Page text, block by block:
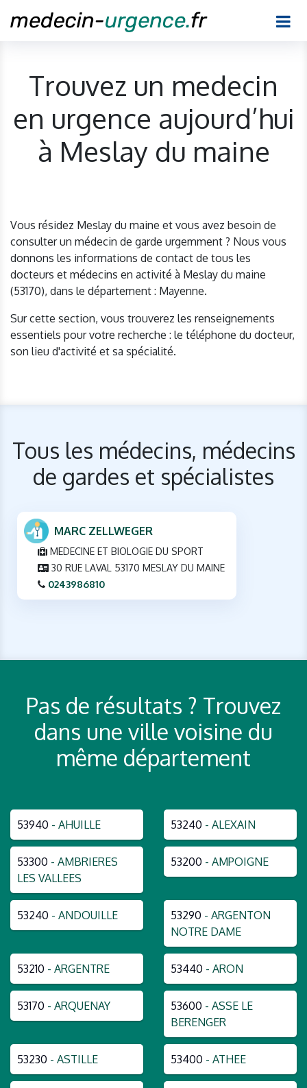
Trouvez un medecin
en urgence aujourd’hui
à Meslay du maine
Vous résidez Meslay du maine et vous avez besoin de
consulter un médecin de garde urgemment ? Nous vous
donnons les informations de contact de tous les
docteurs et médecins en activité à Meslay du maine
(53170), dans le département : Mayenne.
Sur cette section, vous trouverez les renseignements
essentiels pour votre recherche : le téléphone du docteur,
son lieu d'activité et sa spécialité.
Tous les médecins, médecins
de gardes et spécialistes
MARC ZELLWEGER
MEDECINE ET BIOLOGIE DU SPORT
30 RUE LAVAL 53170 MESLAY DU MAINE
0243986810
Pas de résultats ? Trouvez
dans une ville voisine du
même département
53940 - AHUILLE 53240 - ALEXAIN
53300 - AMBRIERES
LES VALLEES
53200 - AMPOIGNE
53240 - ANDOUILLE 53290 - ARGENTON
NOTRE DAME
53210 - ARGENTRE 53440 - ARON
53170 - ARQUENAY 53600 - ASSE LE
BERENGER
53230 - ASTILLE 53400 - ATHEE